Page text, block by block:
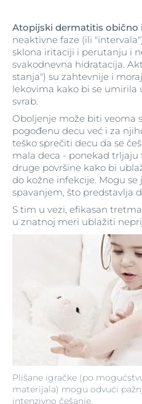
Plišane igračke (po
materijala) mogu odvući
intenzivno češanje.
Atopijski dermatitis obično
neaktivne faze (ili
sklona iritaciji i perutanju i
svakodnevna hidratacija.
stanja") su zahtevnije i
lekovima kako bi se umirila
svrab.
Oboljenje može biti veoma
pogođenu decu već i za
teško sprečiti decu da se
mala deca - ponekad
druge površine kako bi
do kožne infekcije. Mogu
spavanjem, što predstavlja
S tim u vezi, efikasan
u znatnoj meri ublažiti